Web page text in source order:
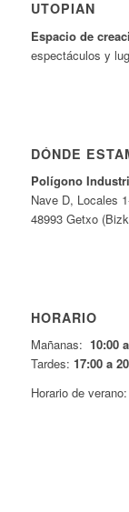
UTOPIAN
Espacio de creaci
espectáculos y
DÓNDE
Polígono
Nave D, Locales
48993 Getxo
HORARIO
Mañanas: 10:00
Tardes: 17:00 a
Horario de verano: